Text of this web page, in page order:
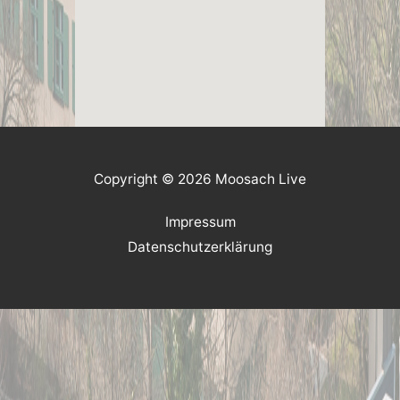
Copyright © 2026 Moosach Live
Impressum
Datenschutzerklärung